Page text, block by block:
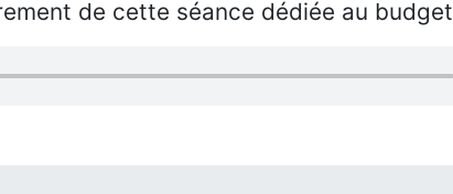
de cette séance dédiée au budget